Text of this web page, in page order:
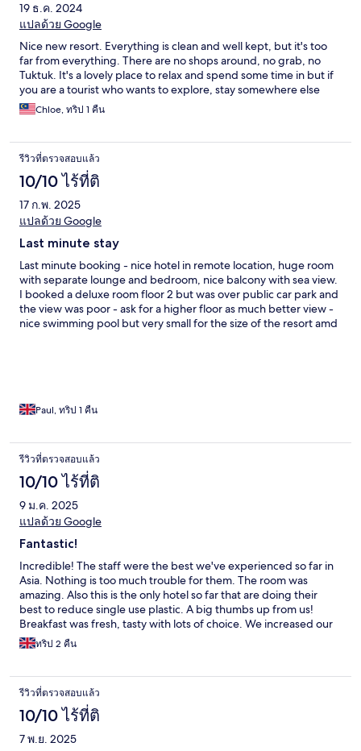
19 ธ.ค. 2024
แปลด้วย Google
Nice new resort. Everything is clean and well kept, but it's too
far from everything. There are no shops around, no grab, no
Tuktuk. It's a lovely place to relax and spend some time in but if
you are a tourist who wants to explore, stay somewhere else
Chloe, ทริป 1 คืน
รีวิวที่ตรวจสอบแล้ว
10/10 ไร้ที่ติ
17 ก.พ. 2025
แปลด้วย Google
Last minute stay
Last minute booking - nice hotel in remote location, huge room
with separate lounge and bedroom, nice balcony with sea view.
I booked a deluxe room floor 2 but was over public car park and
the view was poor - ask for a higher floor as much better view -
nice swimming pool but very small for the size of the resort amd
Paul, ทริป 1 คืน
รีวิวที่ตรวจสอบแล้ว
10/10 ไร้ที่ติ
9 ม.ค. 2025
แปลด้วย Google
Fantastic!
Incredible! The staff were the best we've experienced so far in
Asia. Nothing is too much trouble for them. The room was
amazing. Also this is the only hotel so far that are doing their
best to reduce single use plastic. A big thumbs up from us!
Breakfast was fresh, tasty with lots of choice. We increased our
original 2 night stay...it was that good!
ทริป 2 คืน
รีวิวที่ตรวจสอบแล้ว
10/10 ไร้ที่ติ
7 พ.ย. 2025